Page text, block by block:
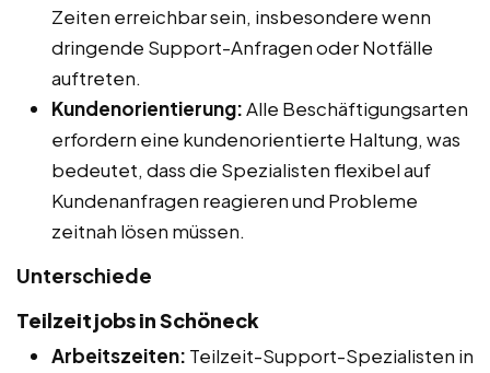
Zeiten erreichbar sein, insbesondere wenn
dringende Support-Anfragen oder Notfälle
auftreten.
Kundenorientierung:Alle Beschäftigungsarten
erfordern eine kundenorientierte Haltung, was
bedeutet, dass die Spezialisten flexibel auf
Kundenanfragen reagieren und Probleme
zeitnah lösen müssen.
Unterschiede
Teilzeitjobs in Schöneck
Arbeitszeiten: Teilzeit-Support-Spezialisten in